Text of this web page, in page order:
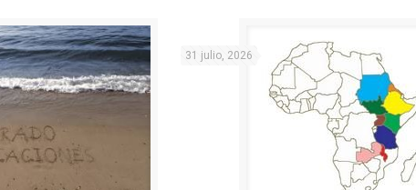
31 julio, 2026